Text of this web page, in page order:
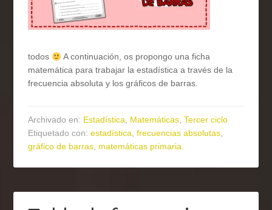
todos
A continuación, os propongo una ficha
matemática para trabajar la estadística a través de la
frecuencia absoluta y los gráficos de barras.
Archivado en: Estadística, Matemáticas,Tercer ciclo
Etiquetado con:estadística,frecuencias absolutas,
gráfico de barras, matemáticas primaria